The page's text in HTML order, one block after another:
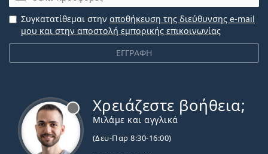
ΕΓΓΡΑΦΗ
Συγκατατίθεμαι στην αποθήκευση της διεύθυνσης e-mail
μου και στην αποστολή εμπορικής επικοινωνίας
Χρειάζεστε βοήθεια;
Μιλάμε και αγγλικά
(Δευ-Παρ 8:30-16:00)